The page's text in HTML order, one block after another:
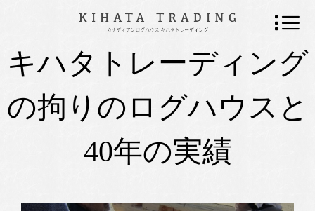
キハタトレーディング
の拘りのログハウスと
40年の実績